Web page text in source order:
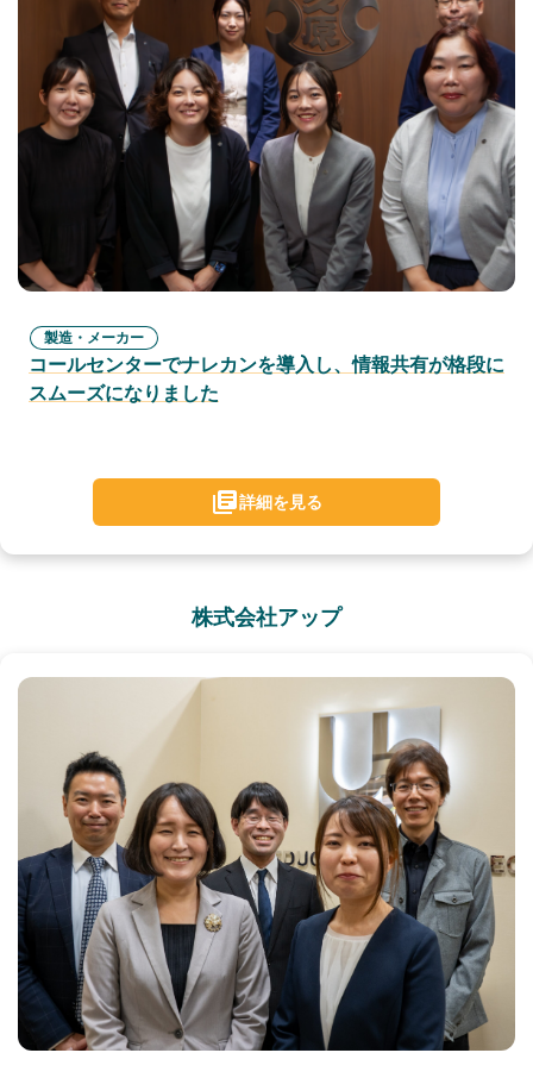
製造・メーカー
コールセンターでナレカンを導入し、情報共有が格段に
スムーズになりました
詳細を見る
株式会社アップ